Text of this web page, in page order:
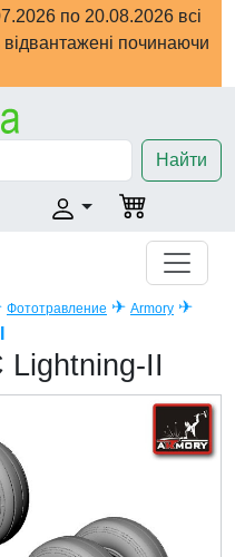
по 20.08.2026 всі
починаючи
Найти
Фототравление ✈ Armory ✈
Lightning-II